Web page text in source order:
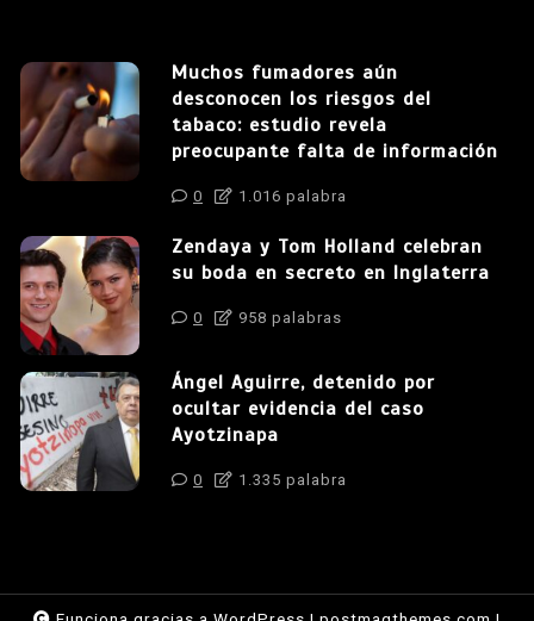
Muchos fumadores aún
desconocen los riesgos del
tabaco: estudio revela
preocupante falta de información
0 1.016 palabra
Zendaya y Tom Holland celebran
su boda en secreto en Inglaterra
0 958 palabras
Ángel Aguirre, detenido por
ocultar evidencia del caso
Ayotzinapa
0 1.335 palabra